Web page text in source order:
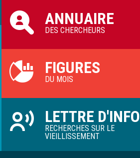
ILVV
ANNUAIRE
DES CHERCHEURS
FIGURES
DU MOIS
LETTRE D'INFO
RECHERCHES SUR LE
VIEILLISSEMENT